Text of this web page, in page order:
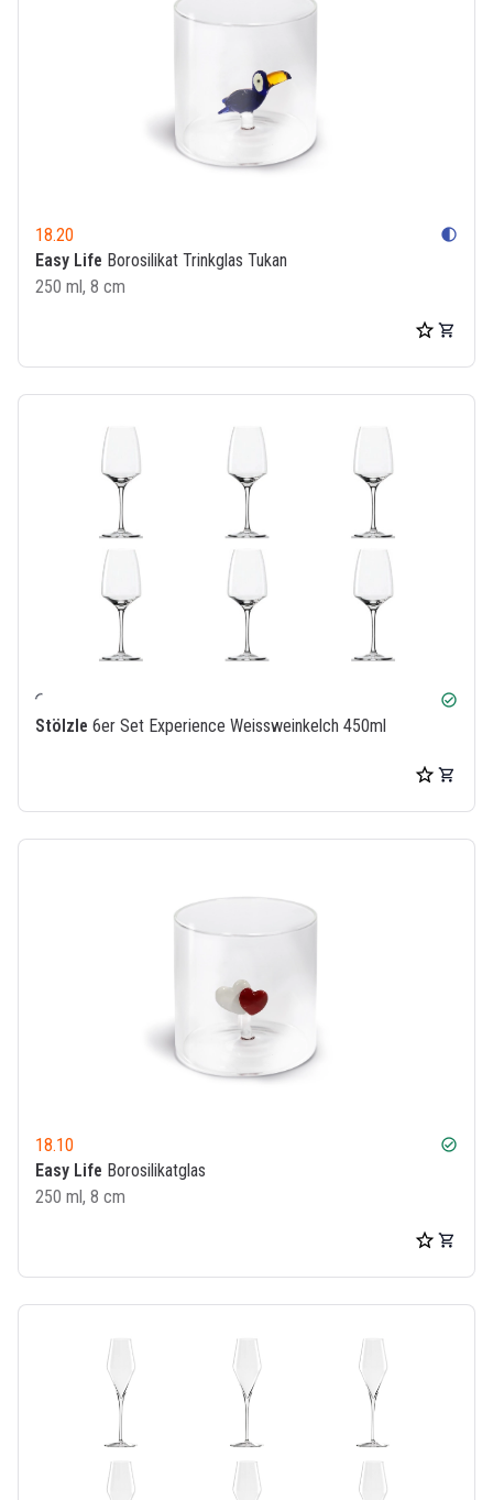
18.20 contrast
Easy Life Borosilikat Trinkglas Tukan
250 ml, 8 cm
check_circle
Stölzle 6er Set Experience Weissweinkelch 450ml
18.10 check_circle
Easy Life Borosilikatglas
250 ml, 8 cm